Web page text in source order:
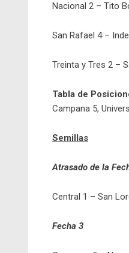
Nacional 2 – Tito
San Rafael 4 –
Treinta y Tres 2 –
Tabla de
Campana 5,
Semillas
Atrasado de la
Central 1 – San
Fecha 3